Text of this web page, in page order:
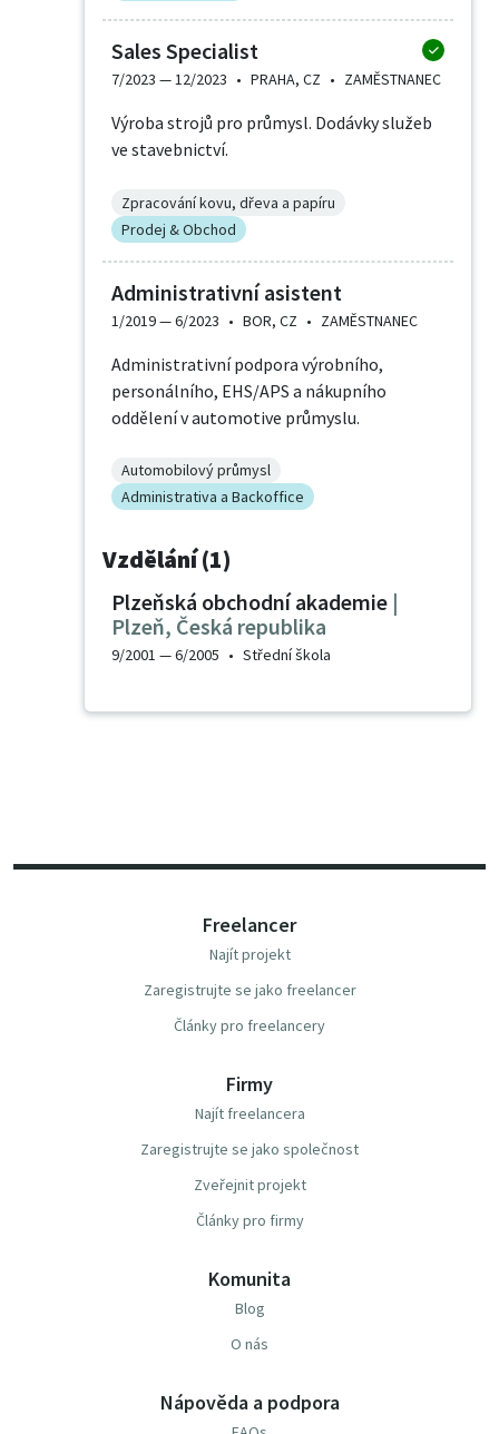
Sales Specialist
7/2023 —12/2023 • PRAHA, CZ • ZAMĚSTNANEC
Výroba strojů pro průmysl. Dodávky služeb
ve stavebnictví.
Zpracování kovu, dřeva a papíru
Prodej & Obchod
Administrativní asistent
1/2019 —6/2023 • BOR, CZ • ZAMĚSTNANEC
Administrativní podpora výrobního,
personálního, EHS/APS a nákupního
oddělení v automotive průmyslu.
Automobilový průmysl
Administrativa a Backoffice
Vzdělání (1)
Plzeňská obchodní akademie |
Plzeň, Česká republika
9/2001 —6/2005 • Střední škola
Freelancer
Najít projekt
Zaregistrujte se jako freelancer
Články pro freelancery
Firmy
Najít freelancera
Zaregistrujte se jako společnost
Zveřejnit projekt
Články pro firmy
Komunita
Blog
O nás
Nápověda a podpora